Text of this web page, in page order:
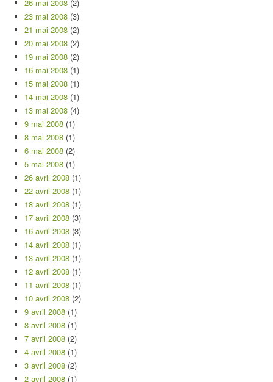
26 mai 2008 (2)
23 mai 2008 (3)
21 mai 2008 (2)
20 mai 2008 (2)
19 mai 2008 (2)
16 mai 2008 (1)
15 mai 2008 (1)
14 mai 2008 (1)
13 mai 2008 (4)
9 mai 2008 (1)
8 mai 2008 (1)
6 mai 2008 (2)
5 mai 2008 (1)
26 avril 2008 (1)
22 avril 2008 (1)
18 avril 2008 (1)
17 avril 2008 (3)
16 avril 2008 (3)
14 avril 2008 (1)
13 avril 2008 (1)
12 avril 2008 (1)
11 avril 2008 (1)
10 avril 2008 (2)
9 avril 2008 (1)
8 avril 2008 (1)
7 avril 2008 (2)
4 avril 2008 (1)
3 avril 2008 (2)
2 avril 2008 (1)